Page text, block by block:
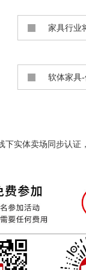
家具行业
软体家具
实体卖场同步认证